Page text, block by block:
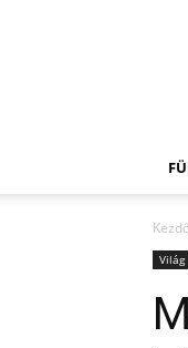
Világ